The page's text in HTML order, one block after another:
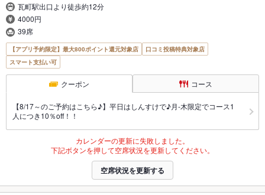
瓦町駅出口より徒歩約12分
4000円
39席
【アプリ予約限定】最大800ポイント還元対象店
口コミ投稿特典対象店
スマート支払い可
クーポン コース
【8/17～のご予約はこちら♪】平日はしんすけで♪月-木限定でコース1
人につき10％off！！
カレンダーの更新に失敗しました。
下記ボタンを押して空席状況を更新してください。
空席状況を更新する